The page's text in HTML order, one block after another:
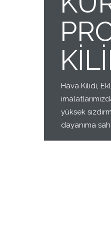
Hava Kilidi,
yüksek
dayanıma